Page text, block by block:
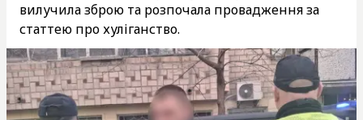
вилучила зброю та розпочала провадження за
статтею про хуліганство.